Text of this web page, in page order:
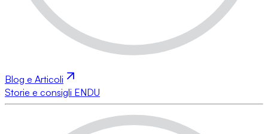
Blog e Articoli
Storie e consigli ENDU